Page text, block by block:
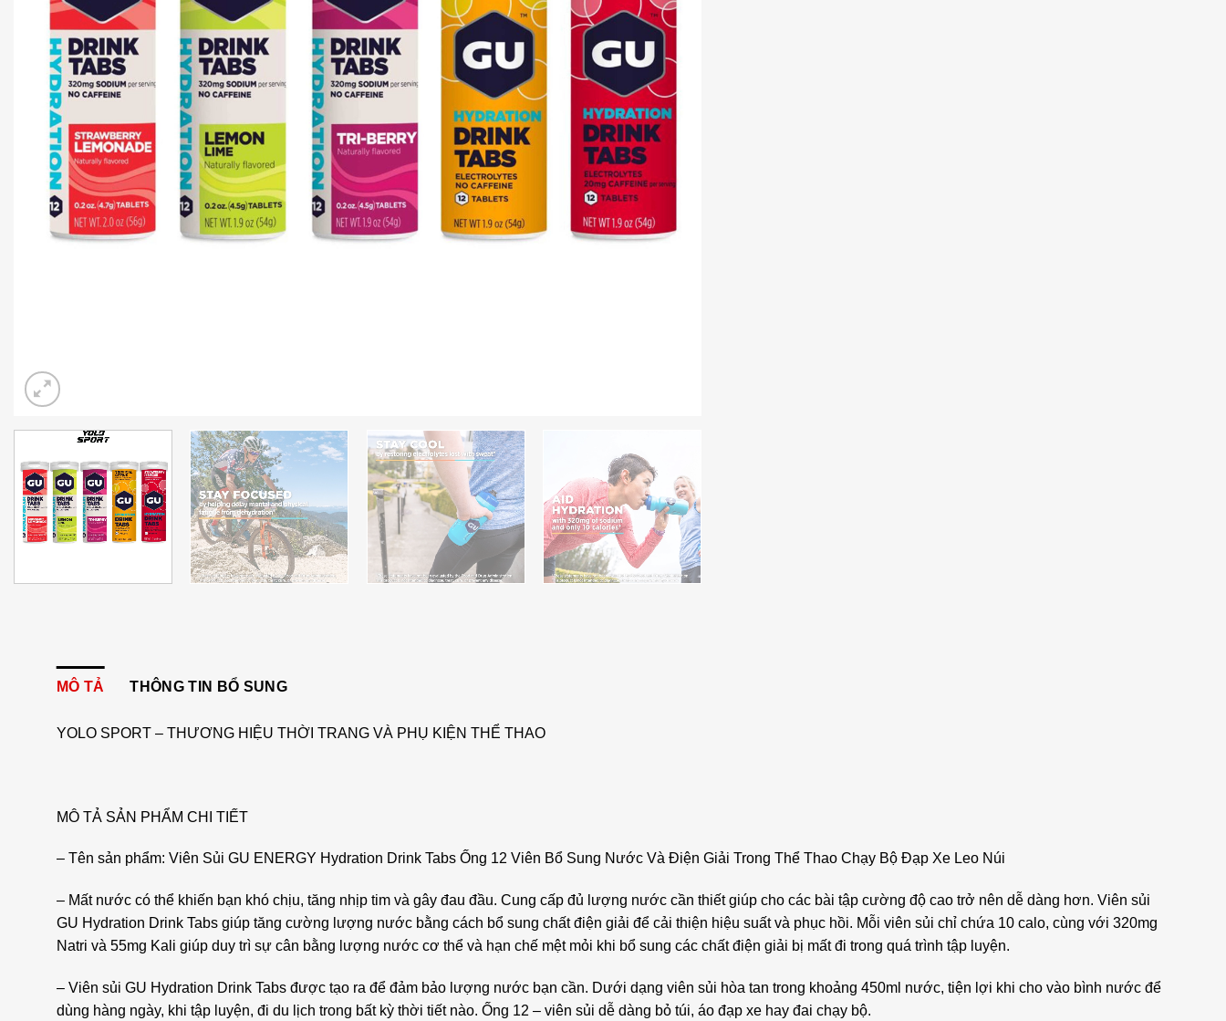
MÔ TẢ THÔNG TIN BỔ SUNG
YOLO SPORT – THƯƠNG HIỆU THỜI TRANG VÀ PHỤ KIỆN THỂ THAO
MÔ TẢ SẢN PHẨM CHI TIẾT
– Tên sản phẩm: Viên Sủi GU ENERGY Hydration Drink Tabs Ống 12 Viên Bổ Sung Nước Và Điện Giải Trong Thể Thao Chạy Bộ Đạp Xe Leo Núi
– Mất nước có thể khiến bạn khó chịu, tăng nhịp tim và gây đau đầu. Cung cấp đủ lượng nước cần thiết giúp cho các bài tập cường độ cao trở nên dễ dàng hơn. Viên sủi
GU Hydration Drink Tabs giúp tăng cường lượng nước bằng cách bổ sung chất điện giải để cải thiện hiệu suất và phục hồi. Mỗi viên sủi chỉ chứa 10 calo, cùng với 320mg
Natri và 55mg Kali giúp duy trì sự cân bằng lượng nước cơ thể và hạn chế mệt mỏi khi bổ sung các chất điện giải bị mất đi trong quá trình tập luyện.
– Viên sủi GU Hydration Drink Tabs được tạo ra để đảm bảo lượng nước bạn cần. Dưới dạng viên sủi hòa tan trong khoảng 450ml nước, tiện lợi khi cho vào bình nước để
dùng hàng ngày, khi tập luyện, đi du lịch trong bất kỳ thời tiết nào. Ống 12 – viên sủi dễ dàng bỏ túi, áo đạp xe hay đai chạy bộ.